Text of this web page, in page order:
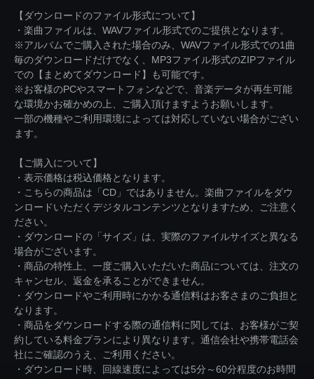
【ダウンロードのファイル形式について】
・楽曲ファイルは、WAVファイル形式でのご提供となります。
※アルバムでご購入された場合のみ、WAVファイル形式での1曲
毎のダウンロードだけでなく、MP3ファイル形式のZIPファイル
での【まとめてダウンロード】も可能です。
※お客様のPCやスマートフォンなどで、音楽データが再生可能
な環境かお確かめの上、ご購入頂けますようお願いします。
一部の機種やご利用環境によっては対応していない場合がござい
ます。
【ご購入について】
・表示価格は税込価格となります。
・こちらの商品は「CD」ではありません。楽曲ファイルをダウ
ンロードいただくデジタルコンテンツとなりますため、ご注意く
ださい。
・ダウンロードの「サイズ」は、実際のファイルサイズと異なる
場合がございます。
・商品の特性上、一度ご購入いただいた商品については、注文の
キャンセル、返金を承ることができません。
・ダウンロードやご利用時にかかる通信料はお客さまのご負担と
なります。
・商品をダウンロードする際の通信料に関しては、お客様がご契
約している料金プランにより異なります。通信会社や携帯電話会
社にご確認のうえ、ご利用ください。
・ダウンロード時、回線速度によっては5分～60分程度のお時間